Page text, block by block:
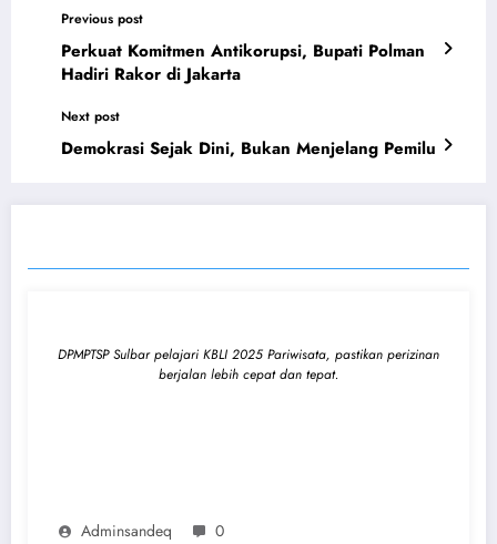
Previous post
Perkuat Komitmen Antikorupsi, Bupati Polman
Hadiri Rakor di Jakarta
Next post
Demokrasi Sejak Dini, Bukan Menjelang Pemilu
DPMPTSP Sulbar pelajari KBLI 2025 Pariwisata, pastikan perizinan
berjalan lebih cepat dan tepat.
Adminsandeq 0